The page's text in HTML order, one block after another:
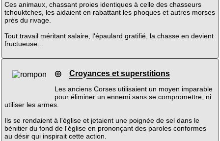
Ces animaux, chassant proies identiques à celle des chasseurs
tchouktches, les aidaient en rabattant les phoques et autres morses
près du rivage.
Tout travail méritant salaire, l'épaulard gratifié, la chasse en devient
fructueuse...
◎ Croyances et superstitions
Les anciens Corses utilisaient un moyen imparable
pour éliminer un ennemi sans se compromettre, ni
utiliser les armes.
Ils se rendaient à l'église et jetaient une poignée de sel dans le
bénitier du fond de l'église en prononçant des paroles conformes
au désir qui inspirait cette action.